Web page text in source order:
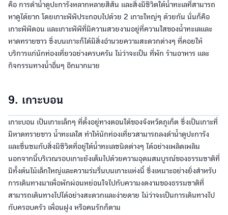
คือ การดำน้ำดูปะการังหลากหลายสีสัน และสิ่งมีชีวิตใต้น้ำทะเลที่สามารถ
หาดูได้ยาก โดยเกาะพีพีประกอบไปด้วย 2 เกาะใหญ่ๆ ด้วยกัน นั่นก็คือ
เกาะพีพีดอน และเกาะพีพีที่มีความสวยงามอยู่ที่ความใสของน้ำทะเลและ
หาดทรายขาว ซึ่งบนเกาะก็ได้มีสิ่งอำนวยความสะดวกต่างๆ ที่คอยให้
บริการแก่นักท่องเที่ยวอย่างครบครัน ไม่ว่าจะเป็น ที่พัก ร้านอาหาร และ
กิจกรรมทางน้ำอื่นๆ อีกมากมาย
9. เกาะบอน
เกาะบอน เป็นเกาะเล็กๆ ที่ตั้งอยู่ทางตอนใต้ของจังหวัดภูเก็ต ซึ่งเป็นเกาะที่
มีหาดทรายขาว น้ำทะเลใส ทำให้นักท่องเที่ยวสามารถลงดำน้ำดูปะการัง
และชื่นชมกับสิ่งมีชีวิตที่อยู่ใต้น้ำทะเลชนิดต่างๆ ได้อย่างเพลิดเพลิน
นอกจากนี้บริเวณรอบเกาะยังเต็มไปด้วยความอุดมสมบูรณ์ของธรรมชาติที่
มีทั้งต้นไม้เล็กใหญ่และความร่มรื่นบนเกาะแห่งนี้ ซึ่งเหมาะอย่างยิ่งสำหรับ
การเดินทางมาเพื่อพักผ่อนหย่อนใจไปกับความงดงามของธรรมชาติที่
สามารถเดินทางไปได้อย่างสะดวกและง่ายดาย ไม่ว่าจะเป็นการเดินทางไป
กับครอบครัว เพื่อนฝูง หรือคนรักก็ตาม